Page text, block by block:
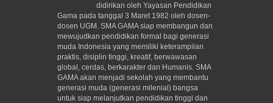
didirikan oleh Yayasan Pendidikan
Gama pada tanggal 3 Maret 1982 oleh dosen-
dosen UGM. SMA GAMA siap membangun dan
mewujudkan pendidikan formal bagi generasi
muda Indonesia yang memiliki keterampilan
praktis, disiplin tinggi, kreatif, berwawasan
global, cerdas, berkarakter dan Humanis. SMA
GAMA akan menjadi sekolah yang membantu
generasi muda (generasi milenial) bangsa
untuk siap melanjutkan pendidikan tinggi dan